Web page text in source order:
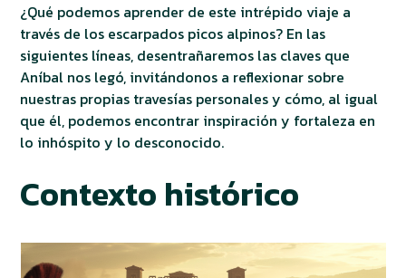
¿Qué podemos aprender de este intrépido viaje a
través de los escarpados picos alpinos? En las
siguientes líneas, desentrañaremos las claves que
Aníbal nos legó, invitándonos a reflexionar sobre
nuestras propias travesías personales y cómo, al igual
que él, podemos encontrar inspiración y fortaleza en
lo inhóspito y lo desconocido.
Contexto histórico